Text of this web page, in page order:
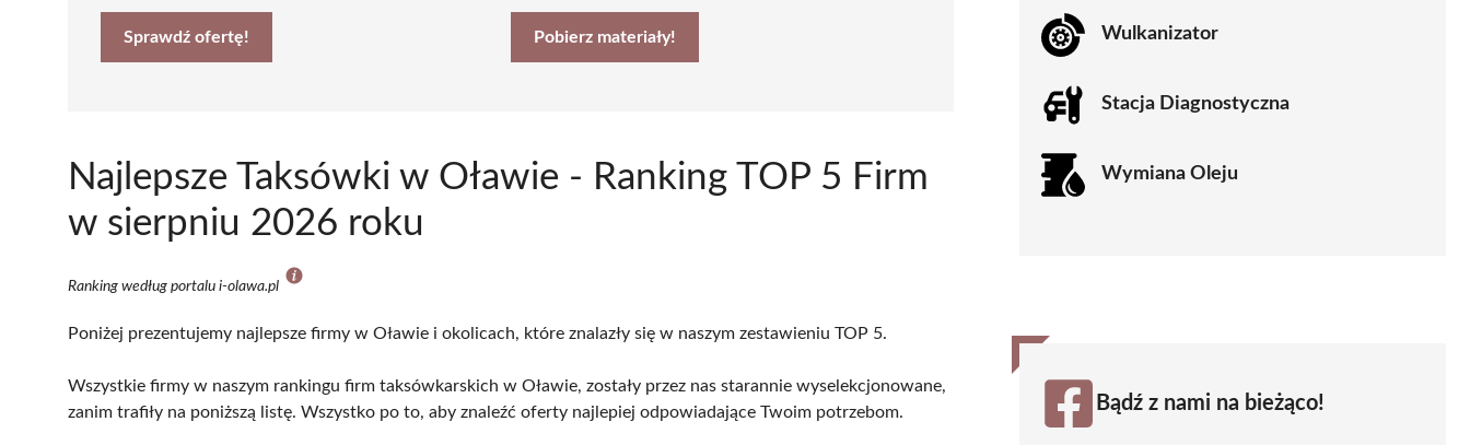
Sprawdź ofertę! Pobierz materiały!
Najlepsze Taksówki w Oławie - Ranking TOP 5 Firm
w sierpniu 2026 roku
Ranking według portalu i-olawa.pl
Poniżej prezentujemy najlepsze firmy w Oławie i okolicach, które znalazły się w naszym zestawieniu TOP 5.
Wszystkie firmy w naszym rankingu firm taksówkarskich w Oławie, zostały przez nas starannie wyselekcjonowane,
zanim trafiły na poniższą listę. Wszystko po to, aby znaleźć oferty najlepiej odpowiadające Twoim potrzebom.
Wulkanizator
Stacja Diagnostyczna
Wymiana Oleju
Bądź z nami na bieżąco!